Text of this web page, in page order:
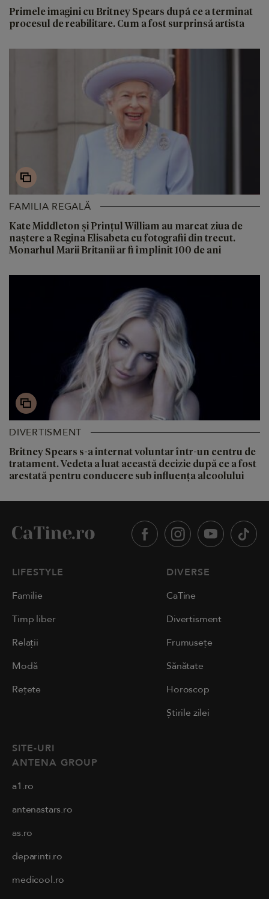
Primele imagini cu Britney Spears după ce a terminat
procesul de reabilitare. Cum a fost surprinsă artista
FAMILIA REGALĂ
Kate Middleton și Prințul William au marcat ziua de
naștere a Regina Elisabeta cu fotografii din trecut.
Monarhul Marii Britanii ar fi împlinit 100 de ani
DIVERTISMENT
Britney Spears s-a internat voluntar într-un centru de
tratament. Vedeta a luat această decizie după ce a fost
arestată pentru conducere sub influența alcoolului
LIFESTYLE
Familie
Timp liber
Relații
Modă
Rețete
DIVERSE
CaTine
Divertisment
Frumusețe
Sănătate
Horoscop
Știrile zilei
SITE-URI
ANTENA GROUP
a1.ro
antenastars.ro
as.ro
deparinti.ro
medicool.ro